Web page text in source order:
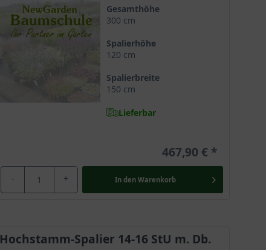
Gesamthöhe
300 cm
Spalierhöhe
120 cm
Spalierbreite
150 cm
Lieferbar
467,90 €
- + In den Warenkorb
Hochstamm-Spalier 14-16 StU m. Db.